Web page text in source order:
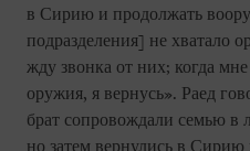
в Сирию и продолжать
подразделения] не хватало
жду звонка от них; когда
оружия, я вернусь». Раед
брат сопровождали семью в